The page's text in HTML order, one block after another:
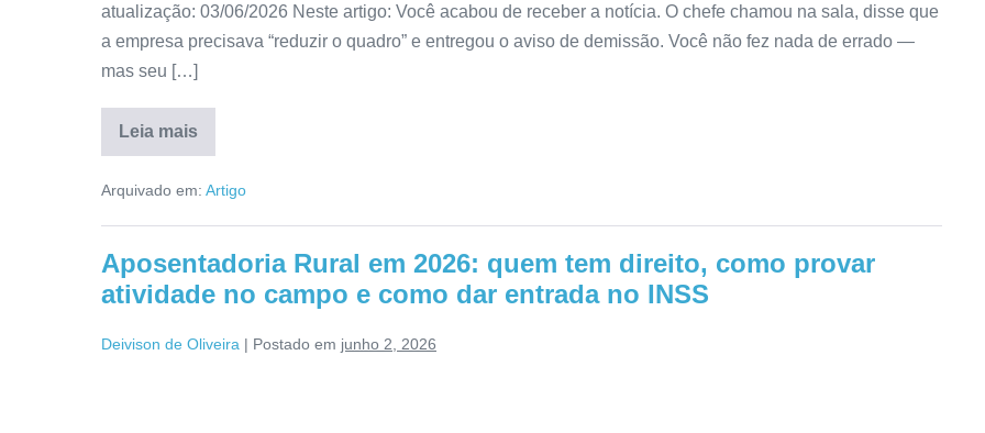
atualização: 03/06/2026 Neste artigo: Você acabou de receber a notícia. O chefe chamou na sala, disse que
a empresa precisava “reduzir o quadro” e entregou o aviso de demissão. Você não fez nada de errado —
mas seu […]
Leia mais
Arquivado em: Artigo
Aposentadoria Rural em 2026: quem tem direito, como provar
atividade no campo e como dar entrada no INSS
Deivison de Oliveira | Postado em junho 2, 2026